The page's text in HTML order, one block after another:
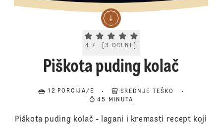
Current rating 4.7. Click to rate.
4.7 3 OCENE
Piškota puding kolač
12 PORCIJA/E
SREDNJE TEŠKO
45 MINUTA
Piškota puding kolač - lagani i kremasti recept koji